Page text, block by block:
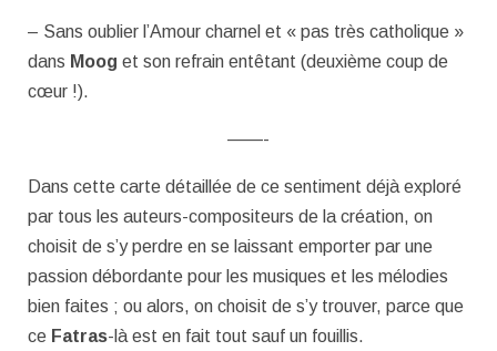
– Sans oublier l’Amour charnel et « pas très catholique »
dans Moog et son refrain entêtant (deuxième coup de
cœur !).
——-
Dans cette carte détaillée de ce sentiment déjà exploré
par tous les auteurs-compositeurs de la création, on
choisit de s’y perdre en se laissant emporter par une
passion débordante pour les musiques et les mélodies
bien faites ; ou alors, on choisit de s’y trouver, parce que
ce Fatras-là est en fait tout sauf un fouillis.